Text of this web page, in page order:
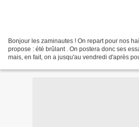
Bonjour les zaminautes ! On repart pour nos
propose : été brûlant . On postera donc ses
mais, en fait, on a jusqu'au vendredi d'après